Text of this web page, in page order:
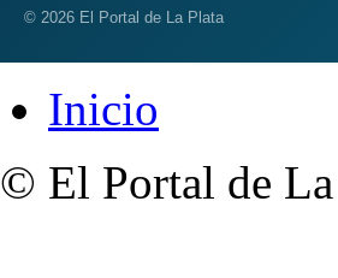
© 2026 El Portal de La Plata
Inicio
© El Portal de La